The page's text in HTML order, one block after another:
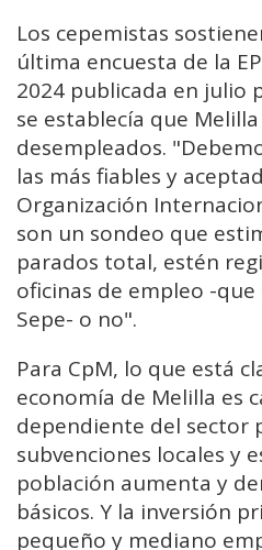
Los cepemistas
última encuesta de la
2024 publicada en julio
se establecía que
desempleados.
las más fiables y
Organización
son un sondeo que
parados total, estén
oficinas de empleo -
Sepe- o no".
Para CpM, lo que está
economía de Melilla es
dependiente del sector
subvenciones locales y
población aumenta y
básicos. Y la inversión
pequeño y mediano